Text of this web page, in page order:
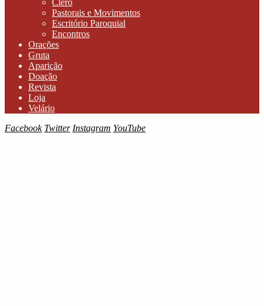
Pastorais e Movimentos
Escritório Paroquial
Encontros
Orações
Gruta
Aparição
Doação
Revista
Loja
Velário
Facebook Twitter Instagram YouTube